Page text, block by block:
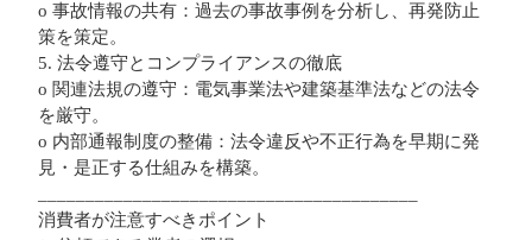
o 事故情報の共有：過去の事故事例を分析し、再発防止
策を策定。
5. 法令遵守とコンプライアンスの徹底
o 関連法規の遵守：電気事業法や建築基準法などの法令
を厳守。
o 内部通報制度の整備：法令違反や不正行為を早期に発
見・是正する仕組みを構築。
消費者が注意すべきポイント